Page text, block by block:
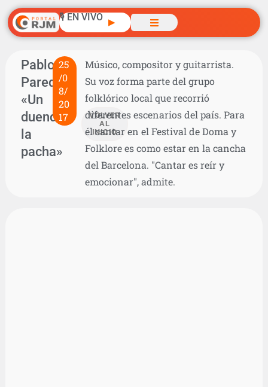
🎙️ EN VIVO ▶
Pablo
Paredes:
«Un
duende
la
pacha»
25
/0
8/
20
17
VOLVER
AL
INICIO
Músico, compositor y guitarrista.
Su voz forma parte del grupo
folklórico local que recorrió
diferentes escenarios del país. Para
él cantar en el Festival de Doma y
Folklore es como estar en la cancha
del Barcelona. "Cantar es reír y
emocionar", admite.